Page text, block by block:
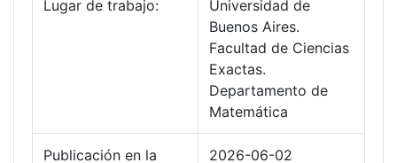
Lugar de trabajo:
Universidad de
Buenos Aires.
Facultad de Ciencias
Exactas.
Departamento de
Matemática
Publicación en la
2026-06-02